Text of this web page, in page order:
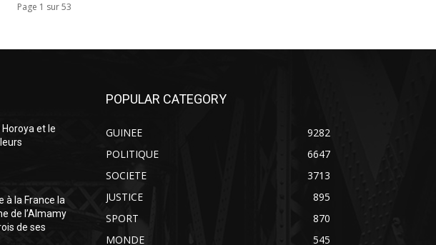
Page 1 sur 53
Horoya et le
à la France la
de l’Almamy
de ses
POPULAR CATEGORY
GUINEE
9282
POLITIQUE
6647
SOCIETE
3713
JUSTICE
895
SPORT
870
MONDE
545